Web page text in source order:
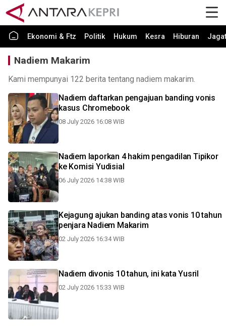
Ekonomi & Ftz Politik Hukum Kesra Hiburan Jagat
Nadiem Makarim
Kami mempunyai 122 berita tentang nadiem makarim.
Nadiem daftarkan pengajuan banding vonis
kasus Chromebook
08 July 2026 16:08 WIB
Nadiem laporkan 4 hakim pengadilan Tipikor
ke Komisi Yudisial
06 July 2026 14:38 WIB
Kejagung ajukan banding atas vonis 10 tahun
penjara Nadiem Makarim
02 July 2026 16:34 WIB
Nadiem divonis 10 tahun, ini kata Yusril
02 July 2026 15:33 WIB